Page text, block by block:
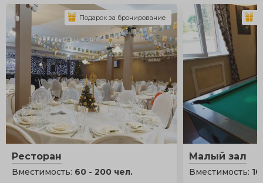
Ресторан
Вместимость: 60 - 200 чел.
Подарок за бронирование
Малый зал
Вместимость: